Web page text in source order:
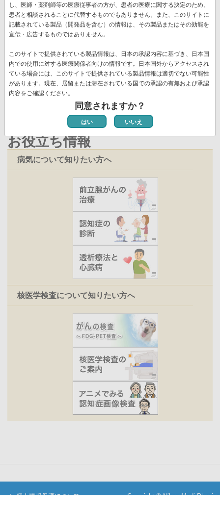
組織改編および役員異動のお知らせ(PDF)
ペ
ー
ジ先
頭
ペ
ー
ジ
« 最初
前
ペ
ー
ジ
‹‹
ペ
ー
ジ
1
ペ
ー
ジ
2
ペ
ジ
3
カ
ン
ト
ペ
ー
4
ペ
ジ
5
ペ
ジ
6
ペ
ジ
7
ー
ジ
ー
ジ
ペ
ー
ジ
終
ペ
ー
新着情報一覧
お役立ち情報
病気について知りたい方へ
核医学検査について知りたい方へ
個人情報保護について
Copyright © Nihon Medi-Physics
し、医師・薬剤師等の医療従事者の方が、患者の医療に関する決定のため、
患者と相談されることに代替するものでもありません。また、このサイトに
記載されている製品（開発品を含む）の情報は、その製品またはその効能を
宣伝・広告するものではありません。
このサイトで提供されている製品情報は、日本の承認内容に基づき、日本国
内での使用に対する医療関係者向けの情報です。日本国外からアクセスされ
ている場合には、このサイトで提供されている製品情報は適切でない可能性
があります。現在、居留または滞在されている国での承認の有無および承認
内容をご確認ください。
同意されますか？
はい いいえ